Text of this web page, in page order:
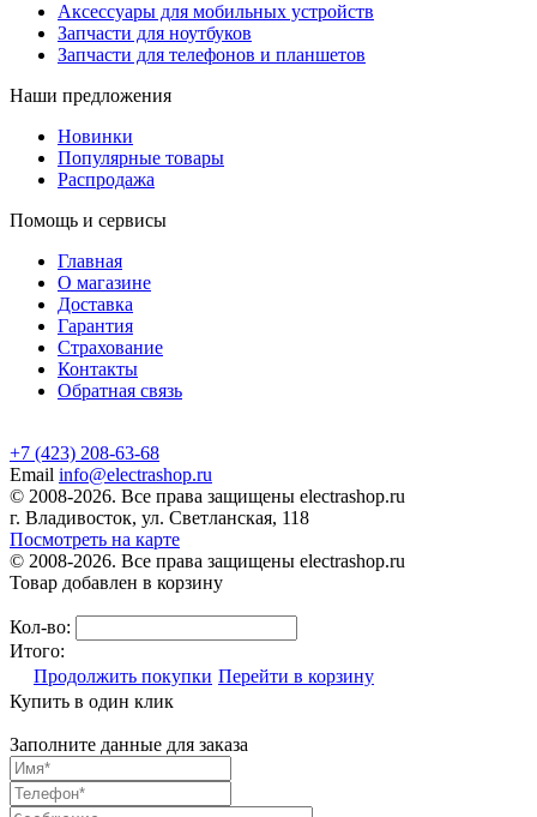
Аксессуары для мобильных устройств
Запчасти для ноутбуков
Запчасти для телефонов и планшетов
Наши предложения
Новинки
Популярные товары
Распродажа
Помощь и сервисы
Главная
О магазине
Доставка
Гарантия
Страхование
Контакты
Обратная связь
+7 (423) 208-63-68
Email info@electrashop.ru
© 2008-2026. Все права защищены electrashop.ru
г. Владивосток, ул. Светланская, 118
Посмотреть на карте
© 2008-2026. Все права защищены electrashop.ru
Товар добавлен в корзину
Кол-во:
Итого:
Продолжить покупки Перейти в корзину
Купить в один клик
Заполните данные для заказа